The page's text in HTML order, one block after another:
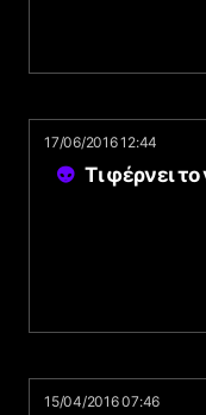
17/06/2016 12:44
Τι φέρνει
15/04/2016 07:46